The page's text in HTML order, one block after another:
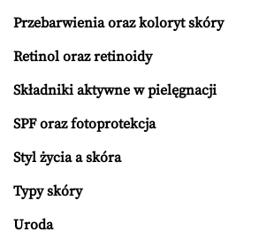
Przebarwienia oraz koloryt skóry
Retinol oraz retinoidy
Składniki aktywne w pielęgnacji
SPF oraz fotoprotekcja
Styl życia a skóra
Typy skóry
Uroda